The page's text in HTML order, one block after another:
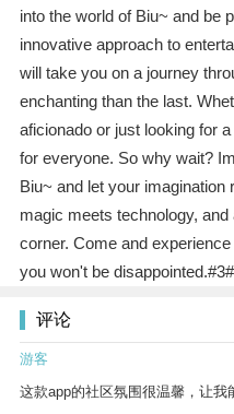
into the world of Biu~ and be
innovative approach to
will take you on a journey
enchanting than the last.
aficionado or just looking for
for everyone. So why wait?
Biu~ and let your
magic meets technology,
corner. Come and
you won't be disappointed.#3#
评论
游客
这款app的社区氛围很温馨，让我